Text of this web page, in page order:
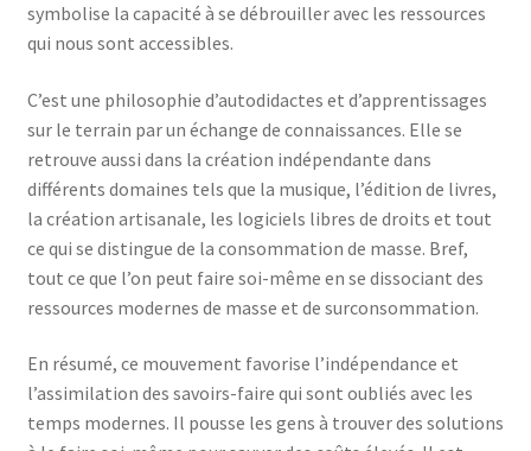
symbolise la capacité à se débrouiller avec les ressources
qui nous sont accessibles.
C’est une philosophie d’autodidactes et d’apprentissages
sur le terrain par un échange de connaissances. Elle se
retrouve aussi dans la création indépendante dans
différents domaines tels que la musique, l’édition de livres,
la création artisanale, les logiciels libres de droits et tout
ce qui se distingue de la consommation de masse. Bref,
tout ce que l’on peut faire soi-même en se dissociant des
ressources modernes de masse et de surconsommation.
En résumé, ce mouvement favorise l’indépendance et
l’assimilation des savoirs-faire qui sont oubliés avec les
temps modernes. Il pousse les gens à trouver des solutions